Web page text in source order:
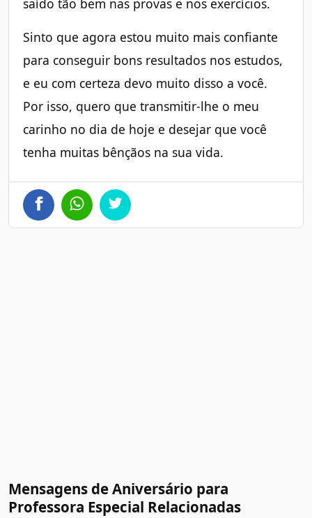
saído tão bem nas provas e nos exercícios.
Sinto que agora estou muito mais confiante
para conseguir bons resultados nos estudos,
e eu com certeza devo muito disso a você.
Por isso, quero que transmitir-lhe o meu
carinho no dia de hoje e desejar que você
tenha muitas bênçãos na sua vida.
Mensagens de Aniversário para
Professora Especial Relacionadas